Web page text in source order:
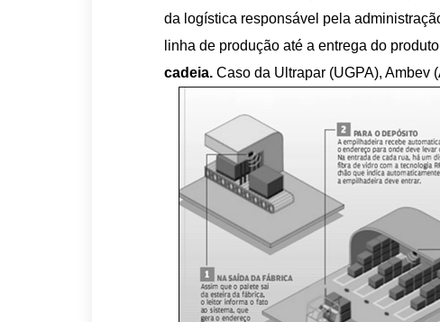
da logística responsável pela
linha de produção até a entrega do
cadeia. Caso da Ultrapar (UGPA), Ambev